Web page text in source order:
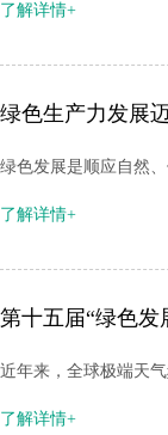
了解详情+
绿色生产力发展
绿色发展是顺应自然
了解详情+
第十五届“绿色发
近年来，全球极端天
了解详情+